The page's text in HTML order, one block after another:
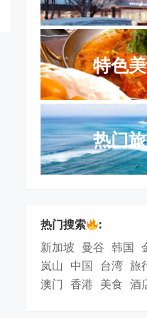
特色
热门
热门搜索
:
新加坡 曼谷 韩国
岚山 中国 台湾 旅
澳门 香港 美食 酒